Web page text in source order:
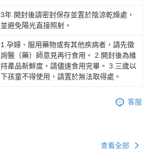
3年.開封後請密封保存並置於陰涼乾燥處，
並避免陽光直接照射。
1.孕婦、服用藥物或有其他疾病者，請先徵
詢醫（藥）師意見再行食用。 2.開封後為維
持產品新鮮度，請儘速食用完畢。 3.三歲以
下孩童不得使用，請置於無法取得處。
客服
查看全部